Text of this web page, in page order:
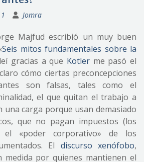
Jomra
Majfud escribió un muy buen
Seis mitos fundamentales sobre la
gracias a que Kotler me pasó el
cómo ciertas preconcepciones
son falsas, tales como el
el que quitan el trabajo a
una carga porque usan demasiado
que no pagan impuestos (los
«poder corporativo» de los
El discurso xenófobo,
por quienes mantienen el